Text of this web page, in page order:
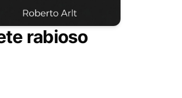
rabioso